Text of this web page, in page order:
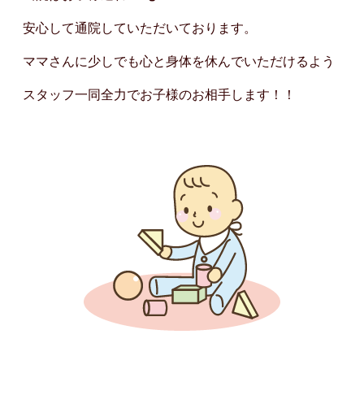
安心して通院していただいております。
ママさんに少しでも心と身体を休んでいただけるよう
スタッフ一同全力でお子様のお相手します！！